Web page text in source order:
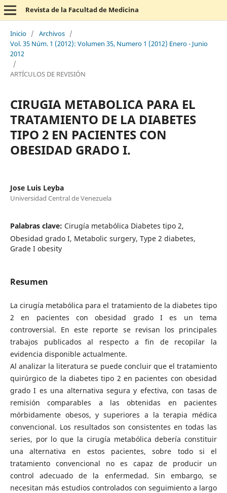
Revista de la Facultad de Medicina
Inicio / Archivos /
Vol. 35 Núm. 1 (2012): Volumen 35, Numero 1 (2012) Enero - Junio
2012
/
ARTÍCULOS DE REVISIÓN
CIRUGIA METABOLICA PARA EL
TRATAMIENTO DE LA DIABETES
TIPO 2 EN PACIENTES CON
OBESIDAD GRADO I.
Jose Luis Leyba
Universidad Central de Venezuela
Palabras clave: Cirugía metabólica Diabetes tipo 2,
Obesidad grado I, Metabolic surgery, Type 2 diabetes,
Grade I obesity
Resumen
La cirugía metabólica para el tratamiento de la diabetes tipo
2 en pacientes con obesidad grado I es un tema
controversial. En este reporte se revisan los principales
trabajos publicados al respecto a fin de recopilar la
evidencia disponible actualmente.
Al analizar la literatura se puede concluir que el tratamiento
quirúrgico de la diabetes tipo 2 en pacientes con obesidad
grado I es una alternativa segura y efectiva, con tasas de
remisión comparables a las obtenidas en pacientes
mórbidamente obesos, y superiores a la terapia médica
convencional. Los resultados son consistentes en todas las
series, por lo que la cirugía metabólica debería constituir
una alternativa en estos pacientes, sobre todo si el
tratamiento convencional no es capaz de producir un
control adecuado de la enfermedad. Sin embargo, se
necesitan más estudios controlados con seguimiento a largo